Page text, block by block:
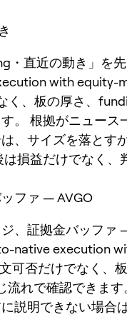
・直近の動き」を
with equity-
く、板の厚さ、
。 根拠がニュース
、サイズを落とす
損益だけでなく、
ファ — AVGO
、証拠金バッファ
native execution
可否だけでなく、板
れで確認できます
説明できない場合